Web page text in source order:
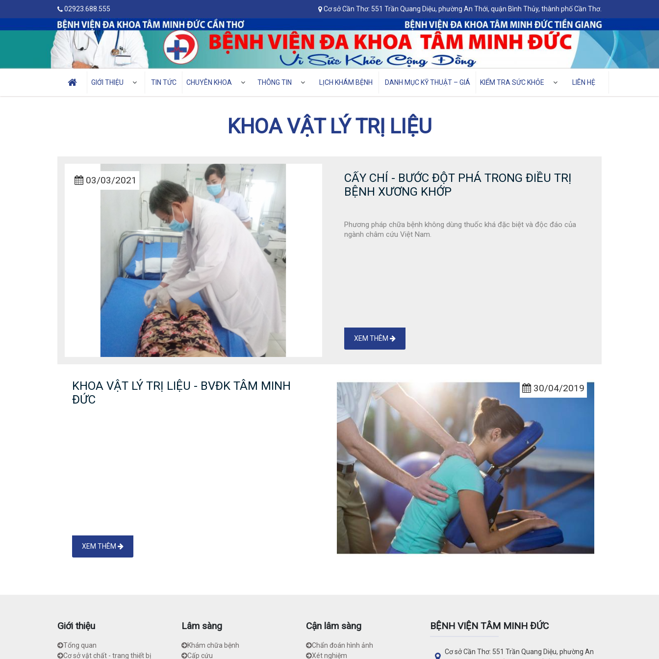
02923.688.555 Cơ sở Cần Thơ: 551 Trần Quang Diệu, phường An Thới, quận Bình Thủy, thành phố Cần Thơ.
GIỚI THIỆU TIN TỨC CHUYÊN KHOA THÔNG TIN LỊCH KHÁM BỆNH DANH MỤC KỸ THUẬT – GIÁ KIỂM TRA SỨC KHỎE LIÊN HỆ
KHOA VẬT LÝ TRỊ LIỆU
03/03/2021
CẤY CHỈ - BƯỚC ĐỘT PHÁ TRONG ĐIỀU TRỊ
BỆNH XƯƠNG KHỚP
Phương pháp chữa bệnh không dùng thuốc khá đặc biệt và độc đáo của
ngành châm cứu Việt Nam.
XEM THÊM
30/04/2019
KHOA VẬT LÝ TRỊ LIỆU - BVĐK TÂM MINH
ĐỨC
XEM THÊM
Giới thiệu
Tổng quan
Cơ sở vật chất - trang thiết bị
Lâm sàng
Khám chữa bệnh
Cấp cứu
Cận lâm sàng
Chẩn đoán hình ảnh
Xét nghiệm
BỆNH VIỆN TÂM MINH ĐỨC
Cơ sở Cần Thơ: 551 Trần Quang Diệu, phường An